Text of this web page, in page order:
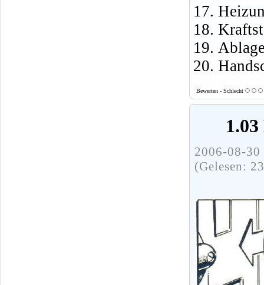
Bewerten - Schlecht
2006-08-
(Gelesen: